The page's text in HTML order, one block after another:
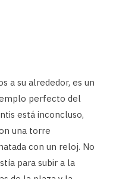
a su alrededor, es un
perfecto del
está inconcluso,
una torre
con un reloj. No
para subir a la